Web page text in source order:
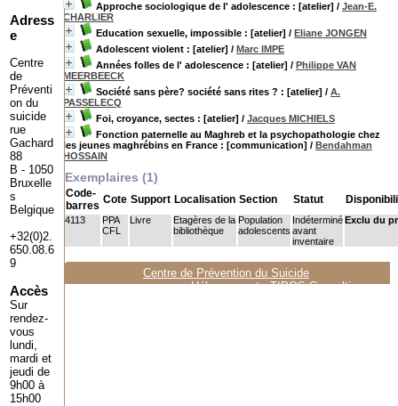
Approche sociologique de l' adolescence : [atelier] / Jean-E.
CHARLIER
Education sexuelle, impossible : [atelier] / Eliane JONGEN
Adolescent violent : [atelier] / Marc IMPE
Années folles de l' adolescence : [atelier] / Philippe VAN
MEERBEECK
Société sans père? société sans rites ? : [atelier] / A.
PASSELECQ
Foi, croyance, sectes : [atelier] / Jacques MICHIELS
Fonction paternelle au Maghreb et la psychopathologie chez
les jeunes maghrébins en France : [communication] / Bendahman
HOSSAIN
Exemplaires (1)
Code-
barres Cote Support Localisation Section Statut
4113
PPA
CFL
Livre
Etagères de la
bibliothèque
Population
adolescents
Indéterminé
avant
inventaire
Exclu du
Centre de Prévention du Suicide
Hébergement :TIPOS Consulting
Adress
e
Centre
de
Préventi
on du
suicide
rue
Gachard
88
B - 1050
Bruxelle
s
Belgique
+32(0)2.
650.08.6
9
Accès
Sur
rendez-
vous
lundi,
mardi et
jeudi de
9h00 à
15h00